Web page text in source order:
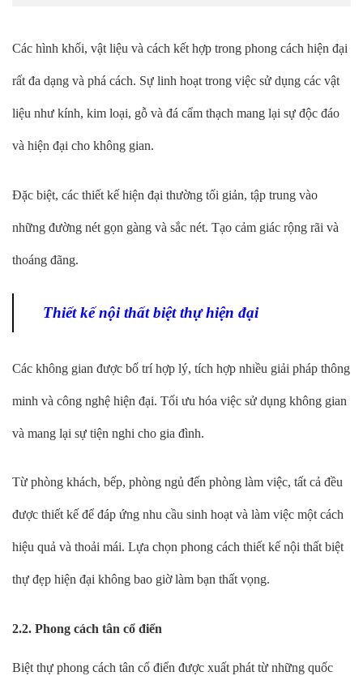
Các hình khối, vật liệu và cách kết hợp trong phong cách hiện đại
rất đa dạng và phá cách. Sự linh hoạt trong việc sử dụng các vật
liệu như kính, kim loại, gỗ và đá cẩm thạch mang lại sự độc đáo
và hiện đại cho không gian.
Đặc biệt, các thiết kế hiện đại thường tối giản, tập trung vào
những đường nét gọn gàng và sắc nét. Tạo cảm giác rộng rãi và
thoáng đãng.
Thiết kế nội thất biệt thự hiện đại
Các không gian được bố trí hợp lý, tích hợp nhiều giải pháp thông
minh và công nghệ hiện đại. Tối ưu hóa việc sử dụng không gian
và mang lại sự tiện nghi cho gia đình.
Từ phòng khách, bếp, phòng ngủ đến phòng làm việc, tất cả đều
được thiết kế để đáp ứng nhu cầu sinh hoạt và làm việc một cách
hiệu quả và thoải mái. Lựa chọn phong cách thiết kế nội thất biệt
thự đẹp hiện đại không bao giờ làm bạn thất vọng.
2.2. Phong cách tân cổ điển
Biệt thự phong cách tân cổ điển được xuất phát từ những quốc